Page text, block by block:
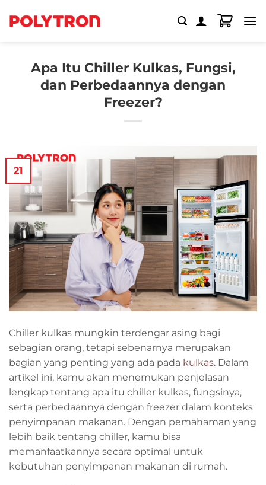
Apa Itu Chiller Kulkas, Fungsi,
dan Perbedaannya dengan
Freezer?
21
Chiller kulkas mungkin terdengar asing bagi
sebagian orang, tetapi sebenarnya merupakan
bagian yang penting yang ada pada kulkas. Dalam
artikel ini, kamu akan menemukan penjelasan
lengkap tentang apa itu chiller kulkas, fungsinya,
serta perbedaannya dengan freezer dalam konteks
penyimpanan makanan. Dengan pemahaman yang
lebih baik tentang chiller, kamu bisa
memanfaatkannya secara optimal untuk
kebutuhan penyimpanan makanan di rumah.